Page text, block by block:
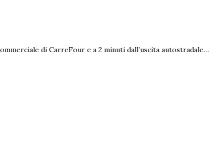
di CarreFour e a 2 minuti dall’uscita autostradale…